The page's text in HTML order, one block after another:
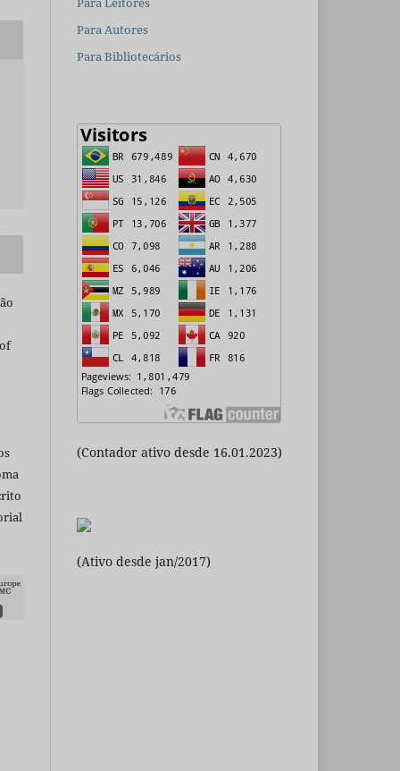
Para Autores
Para Bibliotecários
(Contador ativo desde 16.01.2023)
(Ativo desde jan/2017)